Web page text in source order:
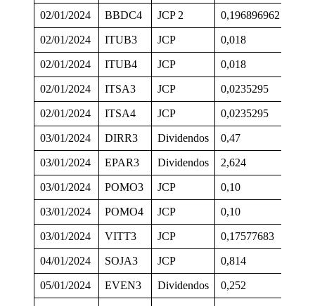
02/01/2024 BBDC4 JCP 2 0,196896962
02/01/2024 ITUB3 JCP 0,018
02/01/2024 ITUB4 JCP 0,018
02/01/2024 ITSA3 JCP 0,0235295
02/01/2024 ITSA4 JCP 0,0235295
03/01/2024 DIRR3 Dividendos 0,47
03/01/2024 EPAR3 Dividendos 2,624
03/01/2024 POMO3 JCP 0,10
03/01/2024 POMO4 JCP 0,10
03/01/2024 VITT3 JCP 0,17577683
04/01/2024 SOJA3 JCP 0,814
05/01/2024 EVEN3 Dividendos 0,252